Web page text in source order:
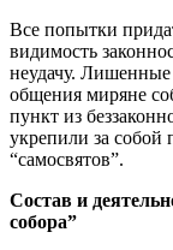
Все попытки
видимость
неудачу.
общения миряне
пункт из
укрепили за собой
“самосвятов”.
Состав и
собора”